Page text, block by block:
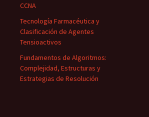
CCNA
Tecnología Farmacéutica y
Clasificación de Agentes
Tensioactivos
Fundamentos de Algoritmos:
Complejidad, Estructuras y
Estrategias de Resolución